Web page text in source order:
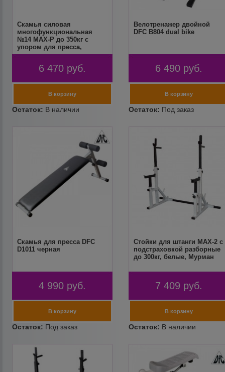
Скамья силовая
многофункциональная
№14 MAX-P до 350кг с
упором для пресса,
черная, Мурман
6 470 руб.
Велотренажер двойной
DFC B804 dual bike
6 490 руб.
Скамья для пресса DFC
D1011 черная
4 990 руб.
Стойки для штанги MAX-2 с
подстраховкой разборные
до 300кг, белые, Мурман
7 409 руб.